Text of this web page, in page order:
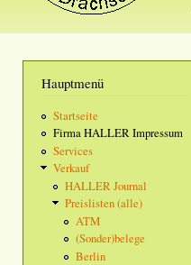
Hauptmenü
Startseite
Firma HALLER Impressum
Services
Verkauf
HALLER Journal
Preislisten (alle)
ATM
(Sonder)belege
Berlin